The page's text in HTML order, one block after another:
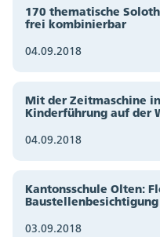
170 thematische
frei kombinierbar
04.09.2018
Mit der Zeitmaschine
Kinderführung auf der
04.09.2018
Kantonsschule Olten:
Baustellenbesichtigung
03.09.2018